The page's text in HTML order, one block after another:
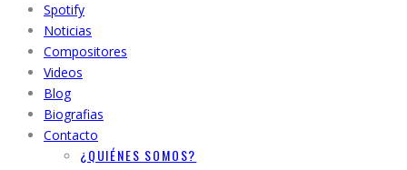
Spotify
Noticias
Compositores
Videos
Blog
Biografias
Contacto
¿QUIÉNES SOMOS?